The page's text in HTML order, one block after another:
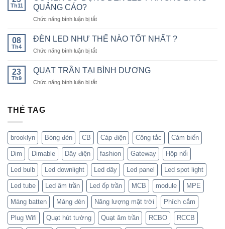
nghệ
sáng
Đèn
Nam
6SS-
Th11
QUẢNG CÁO?
Chức năng bình luận bị tắtở
NÊN
DỤNG
LED
08
Th4
ĐÈN LED NHƯ THẾ NÀO TỐT NHẤT ?
Chức năng bình luận bị tắtở
LED
THẾ
23
Th9
QUẠT TRẦN TẠI BÌNH DƯƠNG
Chức năng bình luận bị tắtở
THẺ TAG
brooklyn Bóng đèn CB Cáp điện Công tắc Cảm biến
Dim Dimable Dây điện fashion Gateway Hộp nối
Led bulb Led downlight Led dây Led panel Led spot light
Led tube Led âm trần Led ốp trần MCB module MPE
Máng batten Máng đèn Năng lượng mặt trời Phích cắm
Plug Wifi Quạt hút tường Quạt âm trần RCBO RCCB